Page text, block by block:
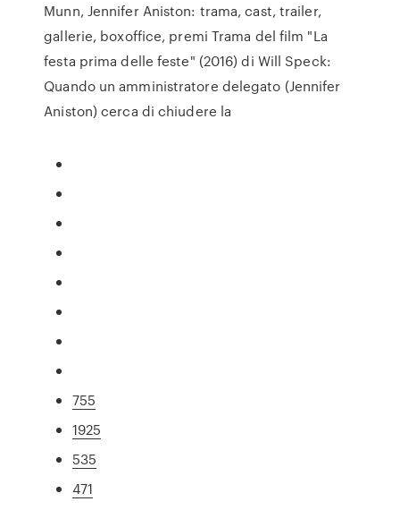
Munn, Jennifer Aniston: trama, cast, trailer,
gallerie, boxoffice, premi Trama del film "La
festa prima delle feste" (2016) di Will Speck:
Quando un amministratore delegato (Jennifer
Aniston) cerca di chiudere la
755
1925
535
471